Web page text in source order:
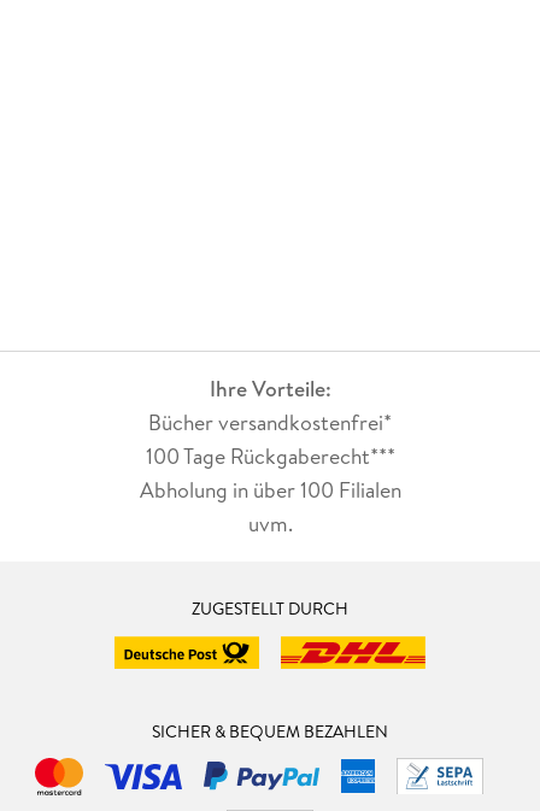
Ihre Vorteile:
Bücher versandkostenfrei*
100 Tage Rückgaberecht***
Abholung in über 100 Filialen
uvm.
ZUGESTELLT DURCH
SICHER & BEQUEM BEZAHLEN